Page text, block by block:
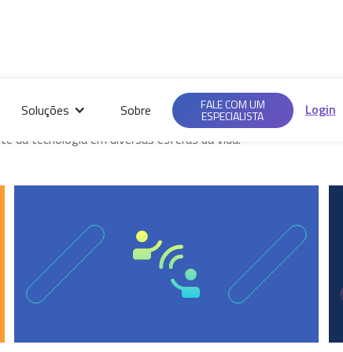
Saiba mais em nossas
Políticas de
Privacidade.
Soluções Sobre FALE COM UM
ESPECIALISTA Login
destacando as últimas inovações, análises
da tecnologia em diversas esferas da vida.